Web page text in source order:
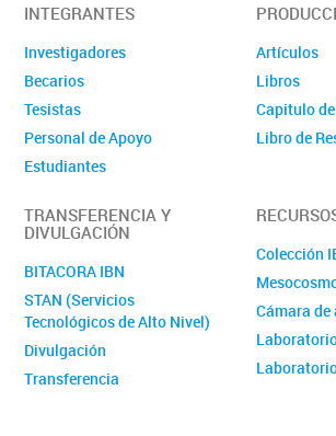
INTEGRANTES
Investigadores
Becarios
Tesistas
Personal de Apoyo
Estudiantes
Investigadores Visitantes
Artículos
Libros
Capitulo
Libro de
TRANSFERENCIA Y
DIVULGACIÓN
BITACORA IBN
STAN (Servicios
Tecnológicos de Alto Nivel)
Divulgación
Transferencia
Colección
Cámara